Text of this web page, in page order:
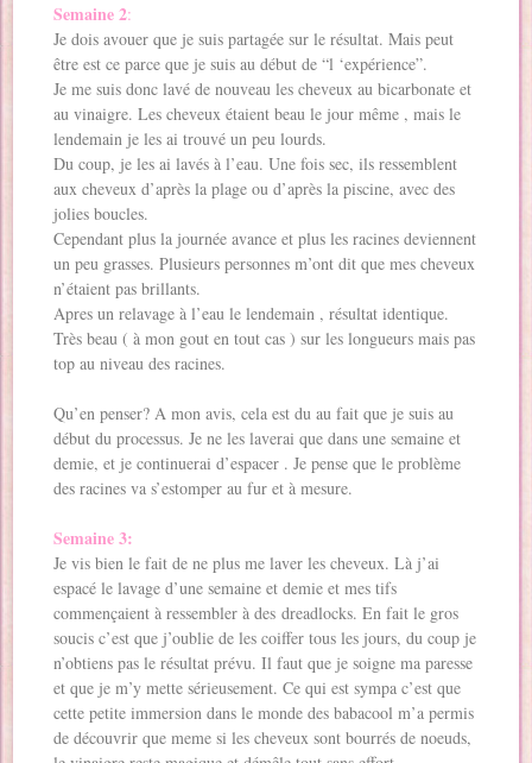
Semaine 2:
Je dois avouer que je suis partagée sur le résultat. Mais peut
être est ce parce que je suis au début de “l ‘expérience”.
Je me suis donc lavé de nouveau les cheveux au bicarbonate et
au vinaigre. Les cheveux étaient beau le jour même , mais le
lendemain je les ai trouvé un peu lourds.
Du coup, je les ai lavés à l’eau. Une fois sec, ils ressemblent
aux cheveux d’après la plage ou d’après la piscine, avec des
jolies boucles.
Cependant plus la journée avance et plus les racines deviennent
un peu grasses. Plusieurs personnes m’ont dit que mes cheveux
n’étaient pas brillants.
Apres un relavage à l’eau le lendemain , résultat identique.
Très beau ( à mon gout en tout cas ) sur les longueurs mais pas
top au niveau des racines.
Qu’en penser? A mon avis, cela est du au fait que je suis au
début du processus. Je ne les laverai que dans une semaine et
demie, et je continuerai d’espacer . Je pense que le problème
des racines va s’estomper au fur et à mesure.
Semaine 3:
Je vis bien le fait de ne plus me laver les cheveux. Là j’ai
espacé le lavage d’une semaine et demie et mes tifs
commençaient à ressembler à des dreadlocks. En fait le gros
soucis c’est que j’oublie de les coiffer tous les jours, du coup je
n’obtiens pas le résultat prévu. Il faut que je soigne ma paresse
et que je m’y mette sérieusement. Ce qui est sympa c’est que
cette petite immersion dans le monde des babacool m’a permis
de découvrir que meme si les cheveux sont bourrés de noeuds,